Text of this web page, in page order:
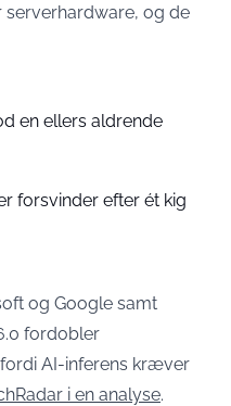
serverhardware, og de
en ellers aldrende
forsvinder efter ét kig
og Google samt
fordobler
AI-inferens kræver
i en analyse.